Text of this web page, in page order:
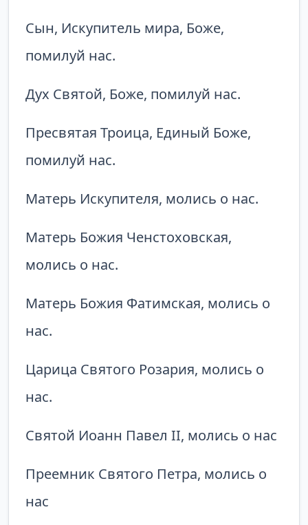
Сын, Искупитель мира, Боже,
помилуй нас.
Дух Святой, Боже, помилуй нас.
Пресвятая Троица, Единый Боже,
помилуй нас.
Матерь Искупителя, молись о нас.
Матерь Божия Ченстоховская,
молись о нас.
Матерь Божия Фатимская, молись о
нас.
Царица Святого Розария, молись о
нас.
Святой Иоанн Павел II, молись о нас
Преемник Святого Петра, молись о
нас